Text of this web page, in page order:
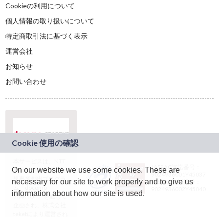
Cookieの利用について
個人情報の取り扱いについて
特定商取引法に基づく表示
運営会社
お知らせ
お問い合わせ
ドコモグループの新
規事業創出プログラ
ム「docomo
STARTUP」を通じて
JASRAC許諾番号：
9024936001Y45037
JASRAC許諾番号：
On our website we use some cookies. These are
necessary for our site to work properly and to give us
information about how our site is used.